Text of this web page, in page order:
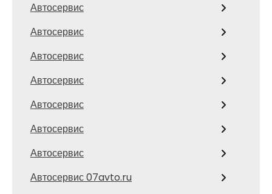
Автосервис
Автосервис
Автосервис
Автосервис
Автосервис
Автосервис
Автосервис
Автосервис 07avto.ru